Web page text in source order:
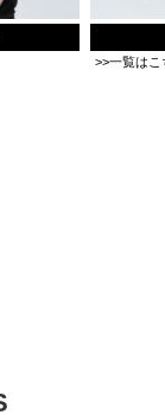
>>一覧はこ